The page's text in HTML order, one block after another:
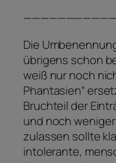
Die
übrigens schon
weiß nur noch
Phantasien“
Bruchteil der
und noch weniger
zulassen sollte
intolerante,